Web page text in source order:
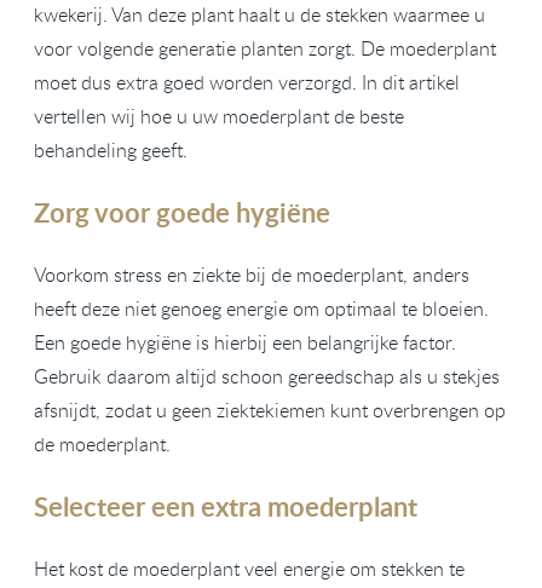
kwekerij. Van deze plant haalt u de stekken waarmee u
voor volgende generatie planten zorgt. De moederplant
moet dus extra goed worden verzorgd. In dit artikel
vertellen wij hoe u uw moederplant de beste
behandeling geeft.
Zorg voor goede hygiëne
Voorkom stress en ziekte bij de moederplant, anders
heeft deze niet genoeg energie om optimaal te bloeien.
Een goede hygiëne is hierbij een belangrijke factor.
Gebruik daarom altijd schoon gereedschap als u stekjes
afsnijdt, zodat u geen ziektekiemen kunt overbrengen op
de moederplant.
Selecteer een extra moederplant
Het kost de moederplant veel energie om stekken te